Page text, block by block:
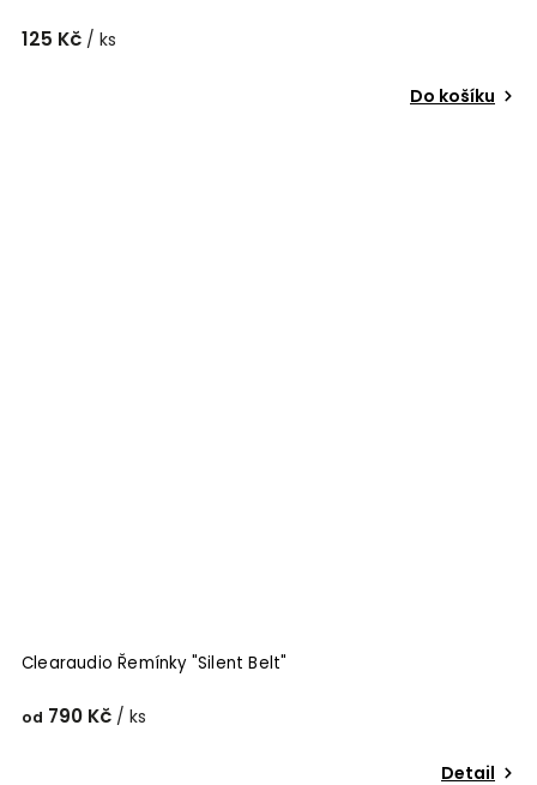
125 Kč / ks
Do košíku
Clearaudio Řemínky "Silent Belt"
od 790 Kč / ks
Detail